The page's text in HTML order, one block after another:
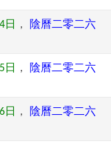
日 ，
陰曆二零二六
日 ，
陰曆二零二六
日 ，
陰曆二零二六